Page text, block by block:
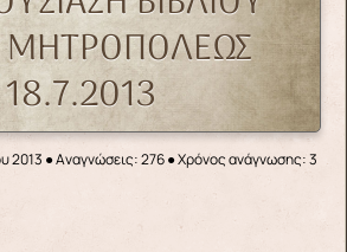
ΜΗΤΡΟΠΟΛΕΩΣ
18.7.2013
2013 ●Αναγνώσεις: 276● Χρόνος ανάγνωσης: 3